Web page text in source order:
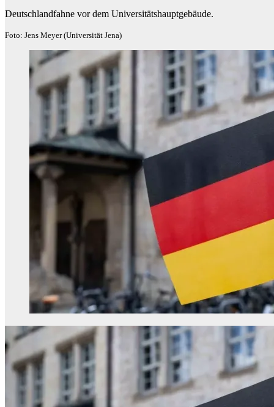
Deutschlandfahne vor dem Universitätshauptgebäude.
Foto: Jens Meyer (Universität Jena)